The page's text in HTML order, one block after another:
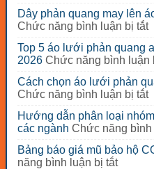
hộ
lao
–
mũ
bảo
hộ
lao
động
Đà
rẻ
Dây phản quang may lên
Chức năng bình luận bị tắtở
áo
Top 5 áo lưới phản quang
2026 Chức năng bình luận
Cách chọn áo lưới phản
Chức năng bình luận bị tắtở
Hướng dẫn phân loại
các ngành Chức năng bình
Bảng báo giá mũ bảo hộ
năng bình luận bị tắtở